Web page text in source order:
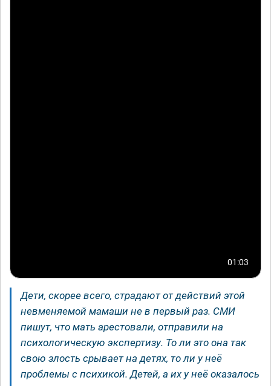
01:03
Дети, скорее всего, страдают от действий этой
невменяемой мамаши не в первый раз. СМИ
пишут, что мать арестовали, отправили на
психологическую экспертизу. То ли это она так
свою злость срывает на детях, то ли у неё
проблемы с психикой. Детей, а их у неё оказалось